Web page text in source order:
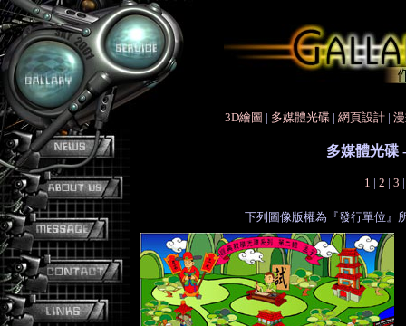
3D繪圖 | 多媒體光碟 | 網頁設計|
多媒體光碟 -
1 | 2 | 3
下列圖像版權為『發行單位』